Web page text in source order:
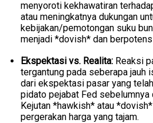
menyoroti kekhawatiran
atau meningkatnya dukungan
kebijakan/pemotongan suku
menjadi *dovish* dan
Ekspektasi vs. Realita: Reaksi
tergantung pada seberapa jauh
dari ekspektasi pasar yang
pidato pejabat Fed sebelumnya
Kejutan *hawkish* atau
pergerakan harga yang tajam.